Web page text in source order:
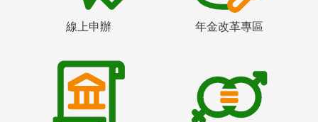
線上申辦 年金改革專區